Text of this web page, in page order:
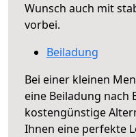
Wunsch auch mit
vorbei.
Beiladung
Bei einer kleinen
eine Beiladung nach
kostengünstige
Ihnen eine perfekte